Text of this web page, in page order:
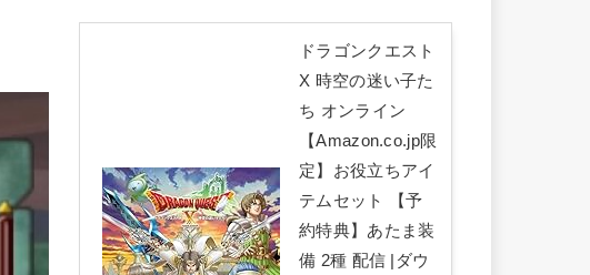
ドラゴンクエスト
X 時空の迷い子た
ち オンライン
【Amazon.co.jp限
定】お役立ちアイ
テムセット 【予
約特典】あたま装
備 2種 配信 |ダウ